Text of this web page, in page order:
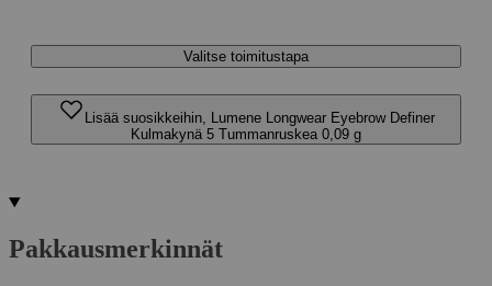
Valitse toimitustapa
Lisää suosikkeihin, Lumene Longwear Eyebrow Definer
Kulmakynä 5 Tummanruskea 0,09 g
Pakkausmerkinnät